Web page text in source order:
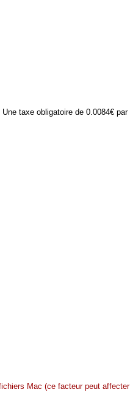
taxe obligatoire de 0.0084€ par
Mac (ce facteur peut affecter